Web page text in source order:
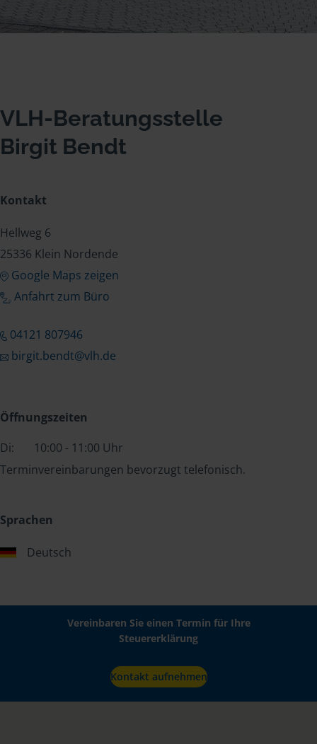
VLH-Beratungsstelle
Birgit Bendt
Kontakt
Hellweg 6
25336 Klein Nordende
Google Maps zeigen
Anfahrt zum Büro
04121 807946
birgit.bendt@vlh.de
Öffnungszeiten
Di:
10:00 - 11:00 Uhr
Terminvereinbarungen bevorzugt telefonisch.
Sprachen
Deutsch
Vereinbaren Sie einen Termin für Ihre
Steuererklärung
Kontakt aufnehmen